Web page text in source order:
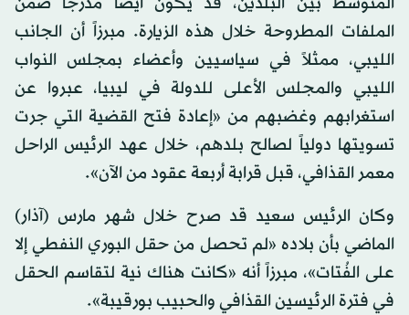
الملفات المطروحة خلال هذه الزيارة. مبرزاً أن الجانب
الليبي، ممثلاً في سياسيين وأعضاء بمجلس النواب
الليبي والمجلس الأعلى للدولة في ليبيا، عبروا عن
استغرابهم وغضبهم من «إعادة فتح القضية التي جرت
تسويتها دولياً لصالح بلدهم، خلال عهد الرئيس الراحل
معمر القذافي، قبل قرابة أربعة عقود من الآن».
وكان الرئيس سعيد قد صرح خلال شهر مارس (آذار)
الماضي بأن بلاده «لم تحصل من حقل البوري النفطي إلا
على الفُتات»، مبرزاً أنه «كانت هناك نية لتقاسم الحقل
في فترة الرئيسين القذافي والحبيب بورقيبة».